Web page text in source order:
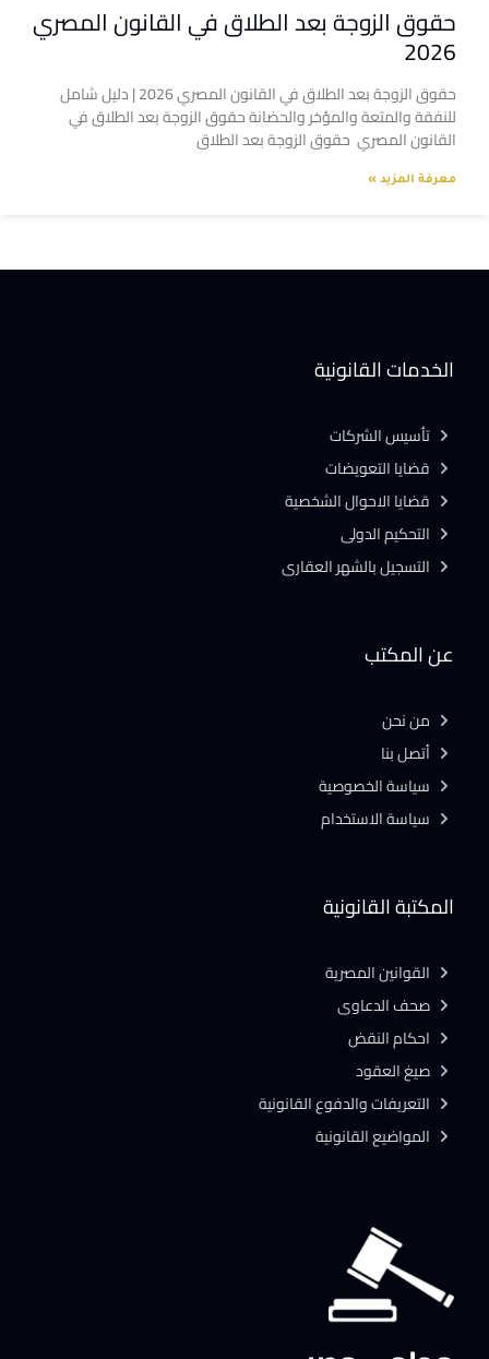
حقوق الزوجة بعد الطلاق في القانون المصري
2026
حقوق الزوجة بعد الطلاق في القانون المصري 2026 | دليل شامل
للنفقة والمتعة والمؤخر والحضانة حقوق الزوجة بعد الطلاق في
القانون المصري حقوق الزوجة بعد الطلاق
معرفة المزيد »
المكتبة القانونية
القوانين المصرية
صحف الدعاوى
احكام النقض
صيغ العقود
التعريفات والدفوع القانونية
المواضيع القانونية
عن المكتب
من نحن
أتصل بنا
سياسة الخصوصية
سياسة الاستخدام
الخدمات القانونية
تأسيس الشركات
قضايا التعويضات
قضايا الاحوال الشخصية
التحكيم الدولى
التسجيل بالشهر العقارى